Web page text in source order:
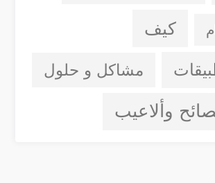
كيف
مشاكل و حلول
وألاعيب